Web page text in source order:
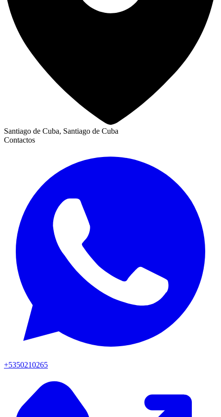
Santiago de Cuba, Santiago de Cuba
Contactos
+5350210265